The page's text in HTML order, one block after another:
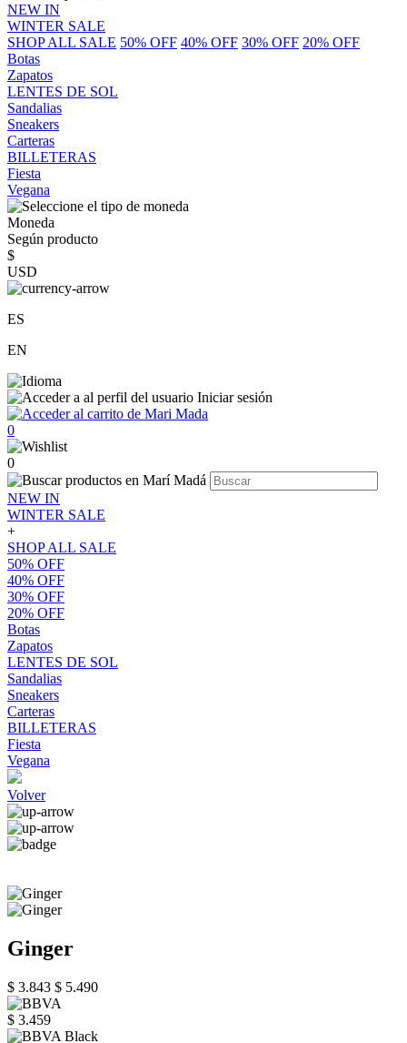
NEW IN
WINTER SALE
SHOP ALL SALE 50% OFF 40% OFF 30% OFF 20% OFF
Botas
Zapatos
LENTES DE SOL
Sandalias
Sneakers
Carteras
BILLETERAS
Fiesta
Vegana
Moneda
Según producto
$
USD
ES
EN
Iniciar sesión
0
0
NEW IN
WINTER SALE
+
SHOP ALL SALE
50% OFF
40% OFF
30% OFF
20% OFF
Botas
Zapatos
LENTES DE SOL
Sandalias
Sneakers
Carteras
BILLETERAS
Fiesta
Vegana
Volver
Ginger
$ 3.843 $ 5.490
$ 3.459